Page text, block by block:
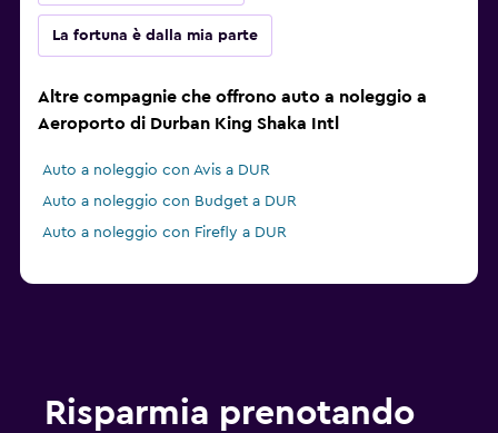
La fortuna è dalla mia parte
Altre compagnie che offrono auto a noleggio a
Aeroporto di Durban King Shaka Intl
Auto a noleggio con Avis a DUR
Auto a noleggio con Budget a DUR
Auto a noleggio con Firefly a DUR
Risparmia prenotando